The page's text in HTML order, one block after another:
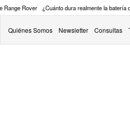
Range Rover ¿Cuánto dura realmente la batería
Quiénes Somos Newsletter Consultas